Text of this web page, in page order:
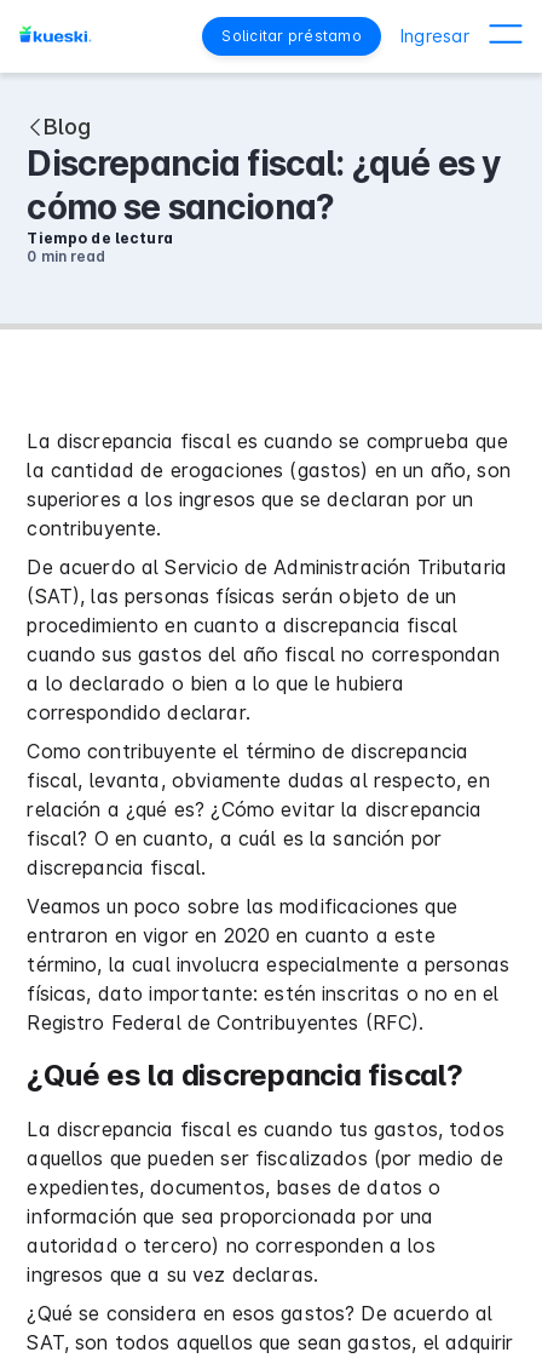
Solicitar préstamo Ingresar
Blog
Discrepancia fiscal: ¿qué es y
cómo se sanciona?
Tiempo de lectura
0 minread
La discrepancia fiscal es cuando se comprueba que
la cantidad de erogaciones (gastos) en un año, son
superiores a los ingresos que se declaran por un
contribuyente.
De acuerdo al Servicio de Administración Tributaria
(SAT), las personas físicas serán objeto de un
procedimiento en cuanto a discrepancia fiscal
cuando sus gastos del año fiscal no correspondan
a lo declarado o bien a lo que le hubiera
correspondido declarar.
Como contribuyente el término de discrepancia
fiscal, levanta, obviamente dudas al respecto, en
relación a ¿qué es? ¿Cómo evitar la discrepancia
fiscal? O en cuanto, a cuál es la sanción por
discrepancia fiscal.
Veamos un poco sobre las modificaciones que
entraron en vigor en 2020 en cuanto a este
término, la cual involucra especialmente a personas
físicas, dato importante: estén inscritas o no en el
Registro Federal de Contribuyentes (RFC).
¿Qué es la discrepancia fiscal?
La discrepancia fiscal es cuando tus gastos, todos
aquellos que pueden ser fiscalizados (por medio de
expedientes, documentos, bases de datos o
información que sea proporcionada por una
autoridad o tercero) no corresponden a los
ingresos que a su vez declaras.
¿Qué se considera en esos gastos? De acuerdo al
SAT, son todos aquellos que sean gastos, el adquirir